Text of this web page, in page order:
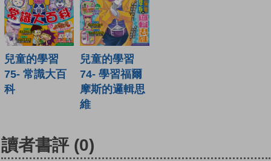
兒童的學習
75- 常識大百
科
兒童的學習
74- 學習福爾
摩斯的邏輯思
維
讀者書評 (0)